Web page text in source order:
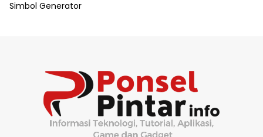
Simbol Generator